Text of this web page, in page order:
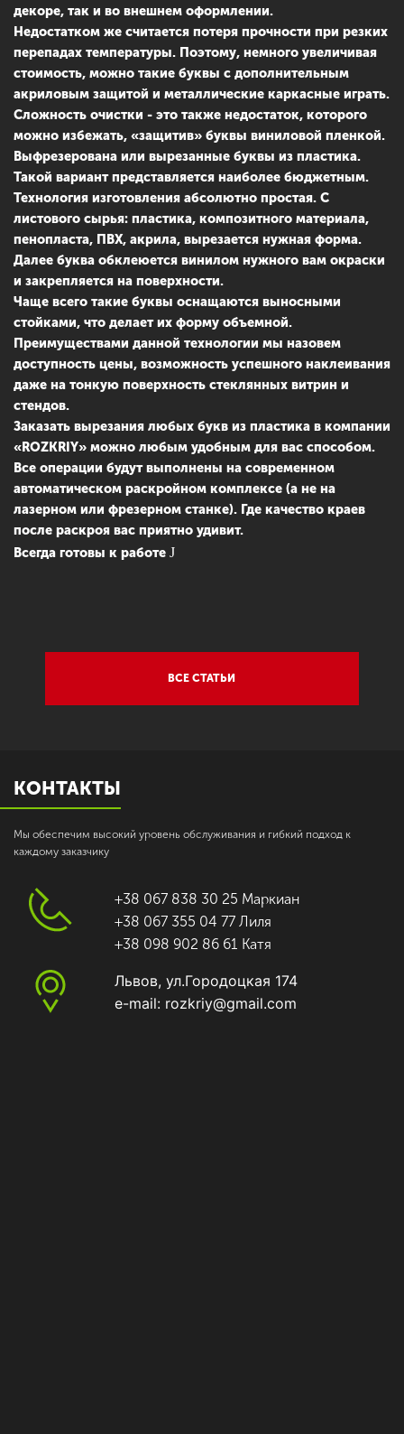
декоре, так и во внешнем оформлении.
Недостатком же считается потеря прочности при резких
перепадах температуры. Поэтому, немного увеличивая
стоимость, можно такие буквы с дополнительным
акриловым защитой и металлические каркасные играть.
Сложность очистки - это также недостаток, которого
можно избежать, «защитив» буквы виниловой пленкой.
Выфрезерована или вырезанные буквы из пластика.
Такой вариант представляется наиболее бюджетным.
Технология изготовления абсолютно простая. С
листового сырья: пластика, композитного материала,
пенопласта, ПВХ, акрила, вырезается нужная форма.
Далее буква обклеюется винилом нужного вам окраски
и закрепляется на поверхности.
Чаще всего такие буквы оснащаются выносными
стойками, что делает их форму объемной.
Преимуществами данной технологии мы назовем
доступность цены, возможность успешного наклеивания
даже на тонкую поверхность стеклянных витрин и
стендов.
Заказать вырезания любых букв из пластика в компании
«ROZKRIY» можно любым удобным для вас способом.
Все операции будут выполнены на современном
автоматическом раскройном комплексе (а не на
лазерном или фрезерном станке). Где качество краев
после раскроя вас приятно удивит.
Всегда готовы к работе J
ВСЕ СТАТЬИ
КОНТАКТЫ
Мы обеспечим высокий уровень обслуживания и гибкий подход к
каждому заказчику
+38 067 838 30 25 Маркиан
+38 067 355 04 77 Лиля
+38 098 902 86 61 Катя
Львов, ул.Городоцкая 174
e-mail: rozkriy@gmail.com